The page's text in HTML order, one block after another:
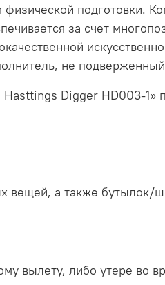
подготовки.
за счет
не
Digger HD003-
вещей, а также бутылок/
вылету, либо утере во